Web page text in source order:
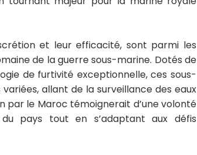
et leur efficacité, sont parmi les
de la guerre sous-marine. Dotés de
de furtivité exceptionnelle, ces sous-
allant de la surveillance des eaux
par le Maroc témoignerait d’une volonté
pays tout en s’adaptant aux défis